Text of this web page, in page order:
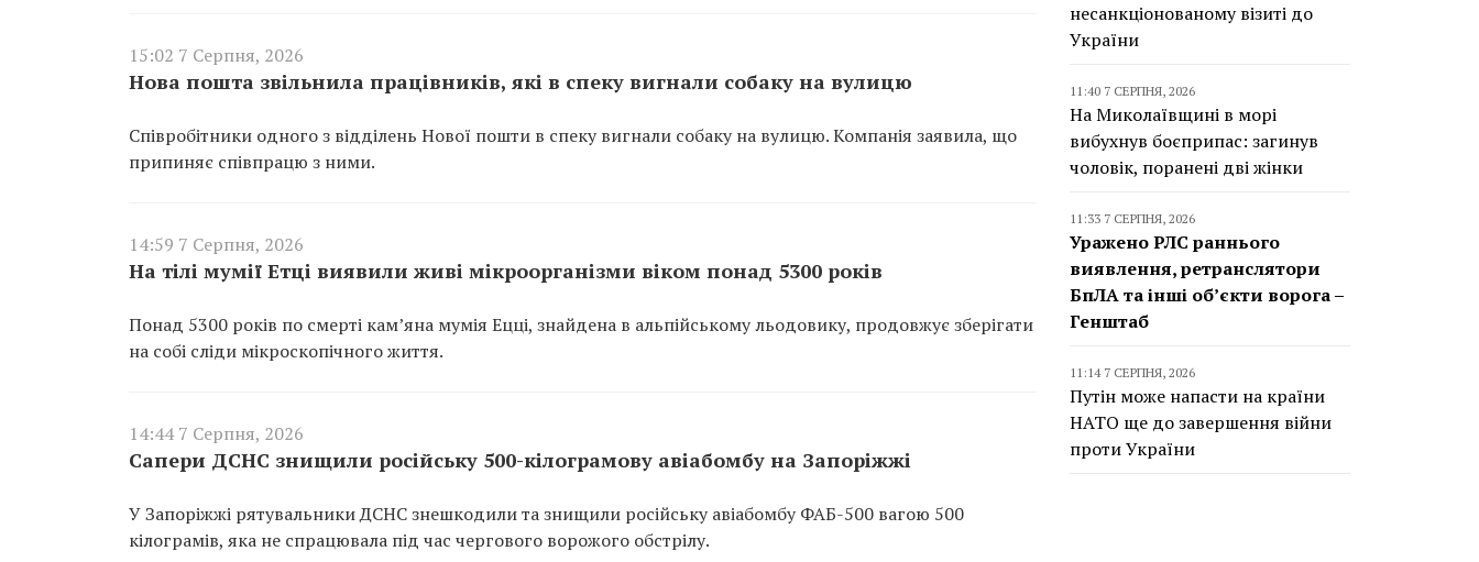
15:02 7 Серпня, 2026
Нова пошта звільнила працівників, які в спеку вигнали собаку на вулицю
Співробітники одного з відділень Нової пошти в спеку вигнали собаку на вулицю. Компанія заявила, що
припиняє співпрацю з ними.
14:59 7 Серпня, 2026
На тілі мумії Етці виявили живі мікроорганізми віком понад 5300 років
Понад 5300 років по смерті кам’яна мумія Ецці, знайдена в альпійському льодовику, продовжує зберігати
на собі сліди мікроскопічного життя.
14:44 7 Серпня, 2026
Сапери ДСНС знищили російську 500-кілограмову авіабомбу на Запоріжжі
У Запоріжжі рятувальники ДСНС знешкодили та знищили російську авіабомбу ФАБ-500 вагою 500
кілограмів, яка не спрацювала під час чергового ворожого обстрілу.
несанкціонованому візиті до
України
11:40 7 СЕРПНЯ, 2026
На Миколаївщині в морі
вибухнув боєприпас: загинув
чоловік, поранені дві жінки
11:33 7 СЕРПНЯ, 2026
Уражено РЛС раннього
виявлення, ретранслятори
БпЛА та інші об’єкти ворога –
Генштаб
11:14 7 СЕРПНЯ, 2026
Путін може напасти на країни
НАТО ще до завершення війни
проти України